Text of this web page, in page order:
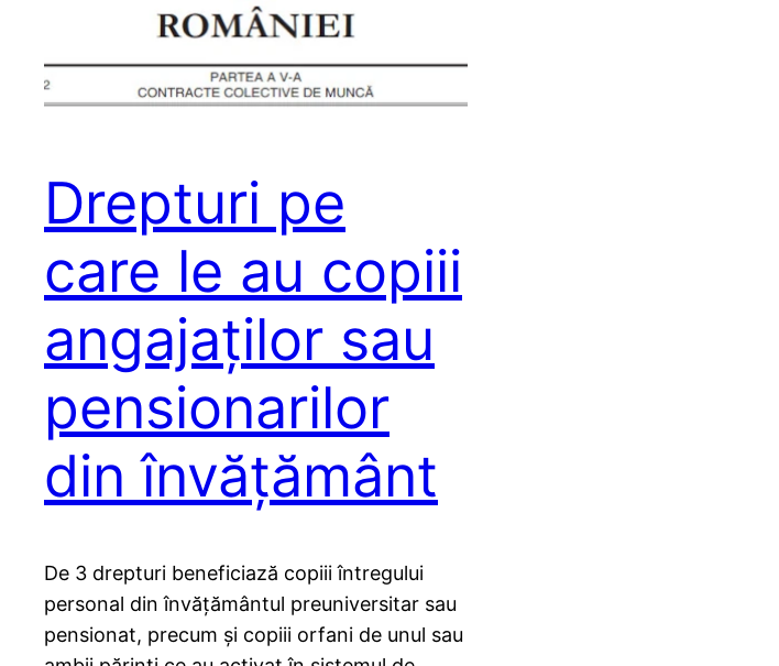
Drepturi pe
care le au copiii
angajaților sau
pensionarilor
din învățământ
De 3 drepturi beneficiază copiii întregului
personal din învățământul preuniversitar sau
pensionat, precum și copiii orfani de unul sau